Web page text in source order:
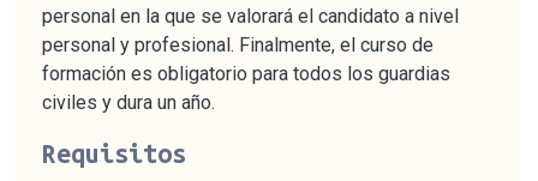
personal en la que se valorará el candidato a nivel
personal y profesional. Finalmente, el curso de
formación es obligatorio para todos los guardias
civiles y dura un año.
Requisitos